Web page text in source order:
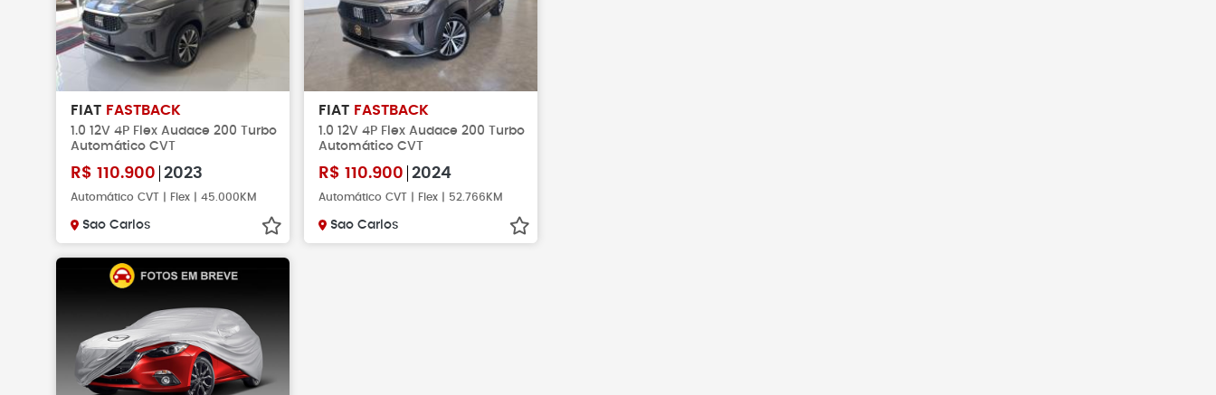
FIAT FASTBACK
1.0 12V 4P Flex Audace 200 Turbo
Automático CVT
R$ 110.900 2023
Automático CVT | Flex | 45.000KM
Sao Carlos
FIAT FASTBACK
1.0 12V 4P Flex Audace 200 Turbo
Automático CVT
R$ 110.900 2024
Automático CVT | Flex | 52.766KM
Sao Carlos